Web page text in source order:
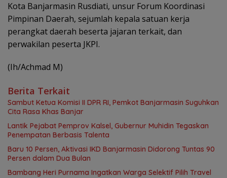
Kota Banjarmasin Rusdiati, unsur Forum Koordinasi
Pimpinan Daerah, sejumlah kepala satuan kerja
perangkat daerah beserta jajaran terkait, dan
perwakilan peserta JKPI.
(Ih/Achmad M)
Berita Terkait
Sambut Ketua Komisi II DPR RI, Pemkot Banjarmasin Suguhkan
Cita Rasa Khas Banjar
Lantik Pejabat Pemprov Kalsel, Gubernur Muhidin Tegaskan
Penempatan Berbasis Talenta
Baru 10 Persen, Aktivasi IKD Banjarmasin Didorong Tuntas 90
Persen dalam Dua Bulan
Bambang Heri Purnama Ingatkan Warga Selektif Pilih Travel